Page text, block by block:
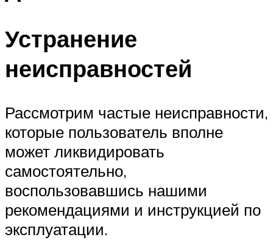
Устранение
неисправностей
Рассмотрим частые неисправности,
которые пользователь вполне
может ликвидировать
самостоятельно,
воспользовавшись нашими
рекомендациями и инструкцией по
эксплуатации.